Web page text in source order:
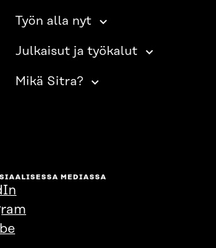
Työn alla nyt
Julkaisut ja työkalut
Mikä Sitra?
MEDIASSA